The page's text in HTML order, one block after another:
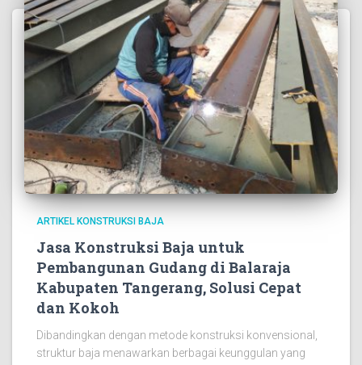
ARTIKEL KONSTRUKSI BAJA
Jasa Konstruksi Baja untuk
Pembangunan Gudang di Balaraja
Kabupaten Tangerang, Solusi Cepat
dan Kokoh
Dibandingkan dengan metode konstruksi konvensional,
struktur baja menawarkan berbagai keunggulan yang